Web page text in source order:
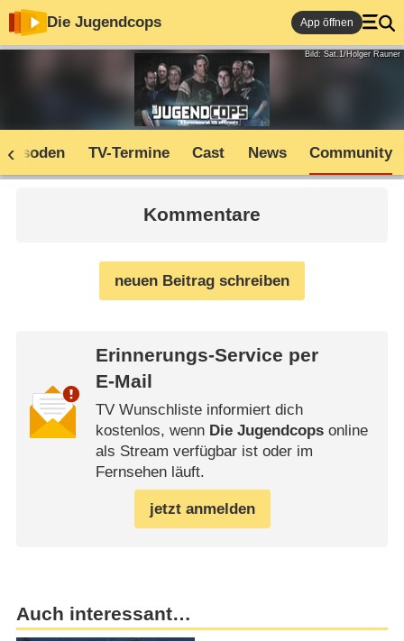
Die Jugendcops App öffnen
Bild: Sat.1/Holger Rauner
TV-Termine Cast News Community
Kommentare
neuen Beitrag schreiben
Erinnerungs-Service per
E-Mail
TV Wunschliste informiert dich
kostenlos, wenn Die Jugendcopsonline
als Stream verfügbar ist oder im
Fernsehen läuft.
jetzt anmelden
Auch interessant…